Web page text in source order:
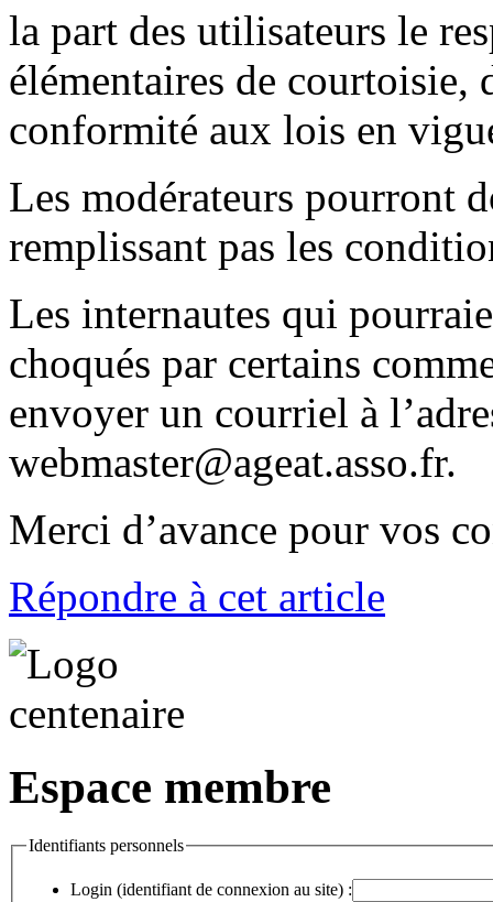
la part des utilisateurs le
élémentaires de courtoisie,
conformité aux lois en
Les modérateurs pourront
remplissant pas les
Les internautes qui
choqués par certains
envoyer un courriel à
webmaster@ageat.asso.fr.
Merci d’avance pour vos
Répondre à cet article
Espace membre
Identifiants personnels
Login (identifiant de connexion au site) :